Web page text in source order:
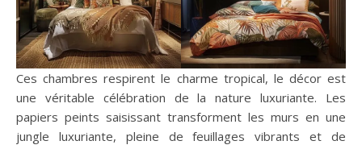
Ces chambres respirent le charme tropical, le décor est
une véritable célébration de la nature luxuriante. Les
papiers peints saisissant transforment les murs en une
jungle luxuriante, pleine de feuillages vibrants et de